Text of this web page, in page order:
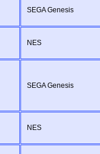
SEGA Genesis
NES
SEGA Genesis
NES